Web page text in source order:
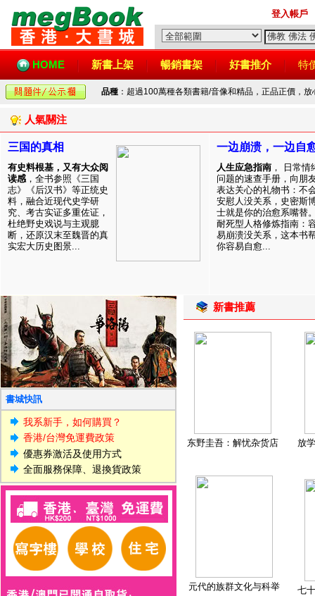
登入帳戶
HOME 新書上架 暢銷書架 好書推介 特
品種 ：超過100萬種各類書籍/音像和精品，正品正價，
人氣關注
三国的真相
有史料根基，又有大众阅
读感 ，全书参照《三国
志》《后汉书》等正统史
料，融合近现代史学研
究、考古实证多重佐证，
杜绝野史戏说与主观臆
断，还原汉末至魏晋的真
实宏大历史图景...
一边崩溃，一边自
人生应急指南 ， 日常情
问题的速查手册，向朋
表达关心的礼物书：不
安慰人没关系，史密斯
士就是你的治愈系嘴替
耐死型人格修炼指南：
易崩溃没关系，这本书
你容易自愈...
書城快訊
我系新手，如何購買？
香港/台灣免運費政策
優惠券激活及使用方式
全面服務保障、退換貨政策
新書推薦
东野圭吾：解忧杂货店 放
元代的族群文化与科举 七